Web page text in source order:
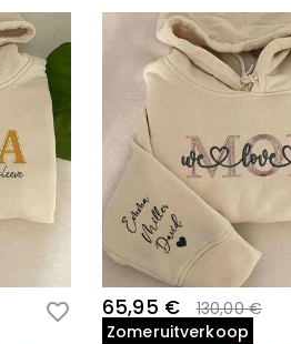
65,95 €
130,00 €
Zomeruitverkoop